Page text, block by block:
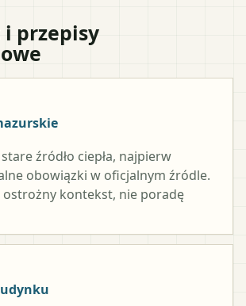
i przepisy
źródło ciepła, najpierw
obowiązki w oficjalnym źródle.
ostrożny kontekst, nie poradę